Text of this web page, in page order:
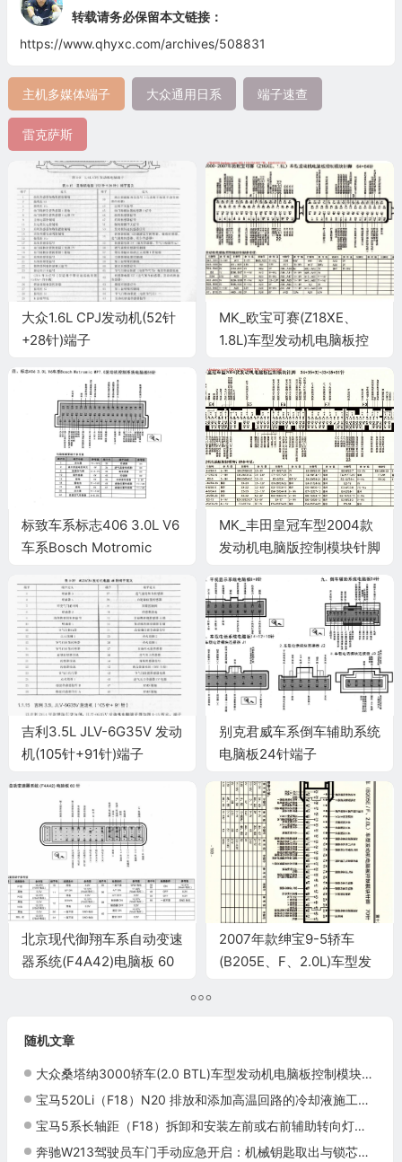
转载请务必保留本文链接：
https://www.qhyxc.com/archives/508831
主机多媒体端子 大众通用日系 端子速查
雷克萨斯
大众1.6L CPJ发动机(52针
+28针)端子
MK_欧宝可赛(Z18XE、
1.8L)车型发动机电脑板控
图
标致车系标志406 3.0L V6
车系Bosch Motromic
板55针端子
MK_丰田皇冠车型2004款
发动机电脑版控制模块针脚
端子图
吉利3.5L JLV-6G35V 发动
机(105针+91针)端子
别克君威车系倒车辅助系统
电脑板24针端子
北京现代御翔车系自动变速
器系统(F4A42)电脑板 60
2007年款绅宝9-5轿车
(B205E、F、2.0L)车型发
随机文章
大众桑塔纳3000轿车(2.0 BTL)车型发动机电脑板控制模块针脚81+40针 端子图
宝马520Li（F18）N20 排放和添加高温回路的冷却液施工与复检标准
宝马5系长轴距（F18）拆卸和安装左前或右前辅助转向灯施工与复检标准
奔驰W213驾驶员车门手动应急开启：机械钥匙取出与锁芯操作